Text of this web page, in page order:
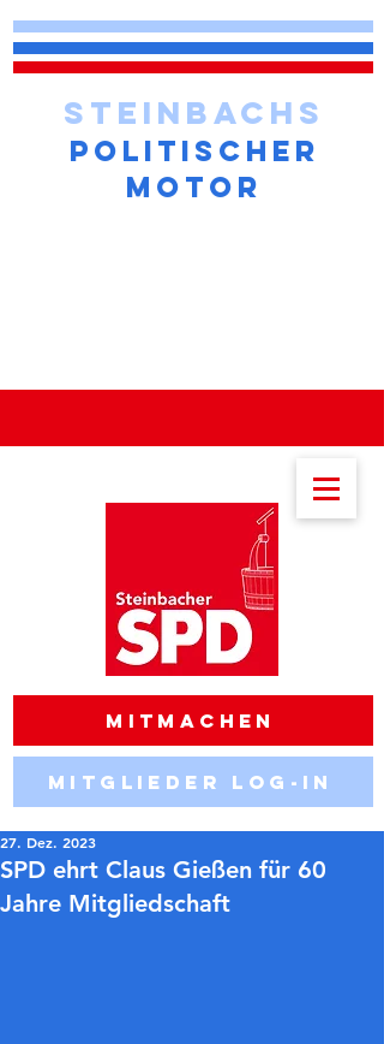
STEINBACHS
Mitglieder Log-in
POLITISCHER
MOTOR
Mitmachen
SPD ehrt Claus Gießen für 60
Jahre Mitgliedschaft
27. Dez. 2023